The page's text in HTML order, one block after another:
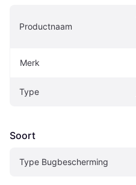
Productnaam
Merk
Type
Soort
Type Bugbescherming